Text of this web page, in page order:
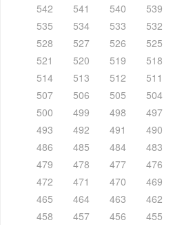
542
541 540 539
535
534 533 532
528
527 526 525
521
520 519 518
514
513 512 511
507
506 505 504
500
499 498 497
493
492 491 490
486
485 484 483
479
478 477 476
472
471 470 469
465
464 463 462
458
457 456 455